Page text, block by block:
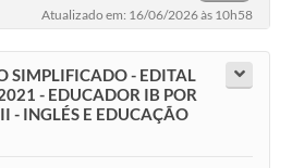
Atualizado em: 16/06/2026 às 10h58
SIMPLIFICADO - EDITAL
- EDUCADOR IB POR
- INGLÉS E EDUCAÇÃO